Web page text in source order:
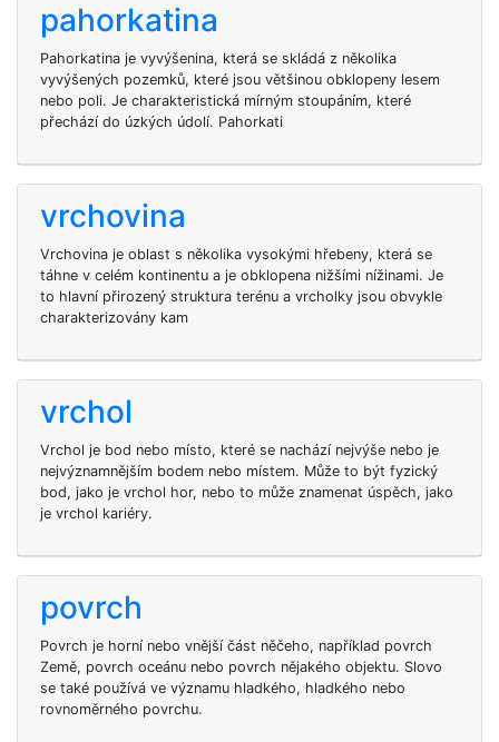
pahorkatina
Pahorkatina je vyvýšenina, která se skládá z několika
vyvýšených pozemků, které jsou většinou obklopeny lesem
nebo poli. Je charakteristická mírným stoupáním, které
přechází do úzkých údolí. Pahorkati
vrchovina
Vrchovina je oblast s několika vysokými hřebeny, která se
táhne v celém kontinentu a je obklopena nižšími nížinami. Je
to hlavní přirozený struktura terénu a vrcholky jsou obvykle
charakterizovány kam
vrchol
Vrchol je bod nebo místo, které se nachází nejvýše nebo je
nejvýznamnějším bodem nebo místem. Může to být fyzický
bod, jako je vrchol hor, nebo to může znamenat úspěch, jako
je vrchol kariéry.
povrch
Povrch je horní nebo vnější část něčeho, například povrch
Země, povrch oceánu nebo povrch nějakého objektu. Slovo
se také používá ve významu hladkého, hladkého nebo
rovnoměrného povrchu.